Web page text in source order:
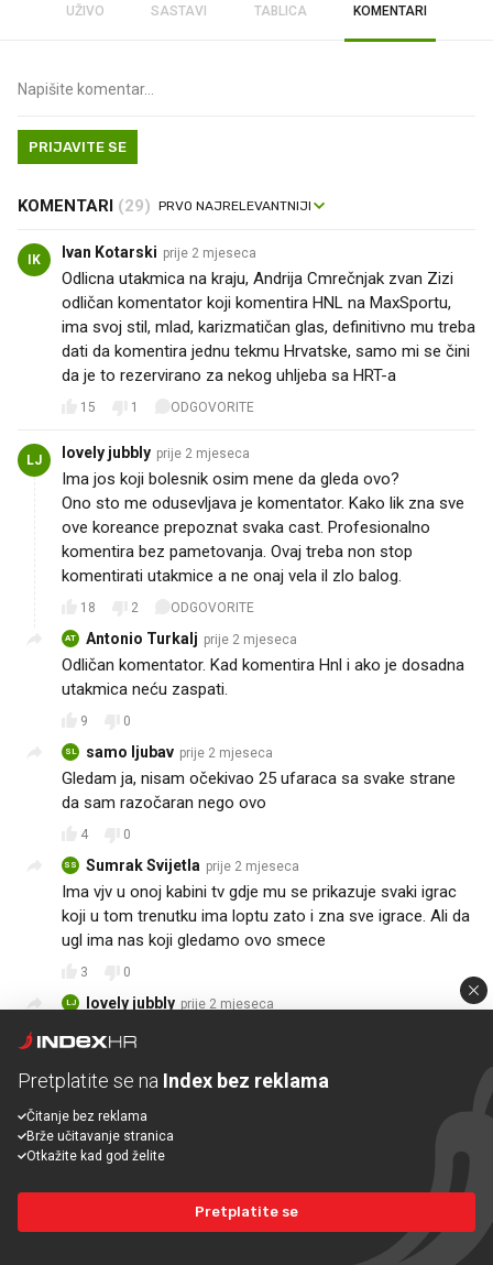
UŽIVO SASTAVI TABLICA KOMENTARI
PRIJAVITE SE
KOMENTARI (29)
IK Ivan Kotarski prije 2 mjeseca
Odlicna utakmica na kraju, Andrija Cmrečnjak zvan Zizi
odličan komentator koji komentira HNL na MaxSportu,
ima svoj stil, mlad, karizmatičan glas, definitivno mu treba
dati da komentira jednu tekmu Hrvatske, samo mi se čini
da je to rezervirano za nekog uhljeba sa HRT-a
15 1 ODGOVORITE
LJ lovely jubbly prije 2 mjeseca
Ima jos koji bolesnik osim mene da gleda ovo?
Ono sto me odusevljava je komentator. Kako lik zna sve
ove koreance prepoznat svaka cast. Profesionalno
komentira bez pametovanja. Ovaj treba non stop
komentirati utakmice a ne onaj vela il zlo balog.
18 2 ODGOVORITE
AT Antonio Turkalj prije 2 mjeseca
Odličan komentator. Kad komentira Hnl i ako je dosadna
utakmica neću zaspati.
9 0
SL samo ljubav prije 2 mjeseca
Gledam ja, nisam očekivao 25 ufaraca sa svake strane
da sam razočaran nego ovo
4 0
SS Sumrak Svijetla prije 2 mjeseca
Ima vjv u onoj kabini tv gdje mu se prikazuje svaki igrac
koji u tom trenutku ima loptu zato i zna sve igrace. Ali da
ugl ima nas koji gledamo ovo smece
3 0
LJ lovely jubbly prije 2 mjeseca
osvjezenje. A i drugo poluvrijeme odlicno.
1 0
AT Antonio Turkalj
Za sve koji se pitate komentator je Andrija Cmrečnjak.
ODGOVORITE
Pretplatite se na Index bez reklama
Čitanje bez reklama
Brže učitavanje stranica
Otkažite kad god želite
Pretplatite se